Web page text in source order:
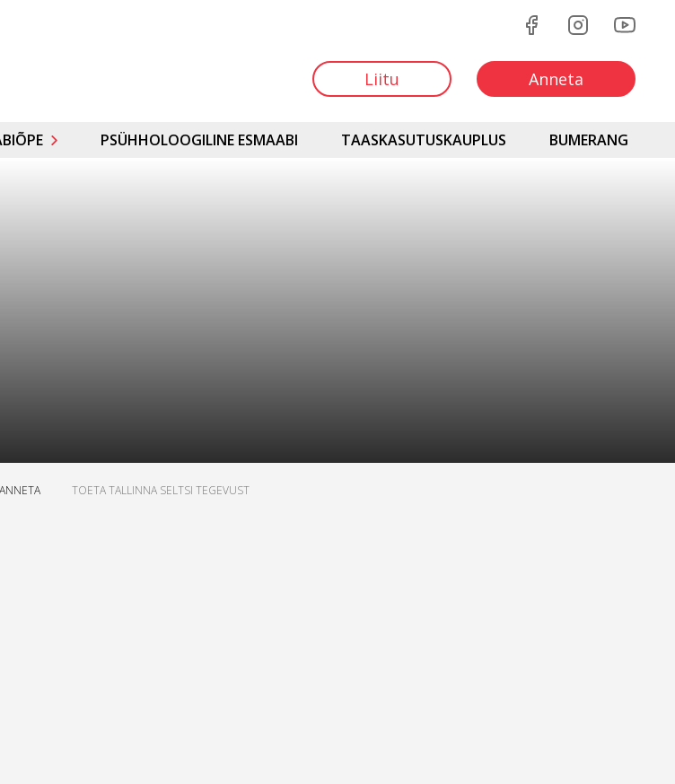
Liitu Anneta
PSÜHHOLOOGILINE ESMAABI TAASKASUTUSKAUPLUS BUMERANG
ANNETA TOETA TALLINNA SELTSI TEGEVUST